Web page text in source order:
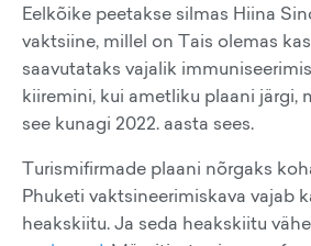
Eelkõike peetakse silmas Hiina
vaktsiine, millel on Tais olemas
saavutataks vajalik
kiiremini, kui ametliku plaani järgi,
see kunagi 2022. aasta sees.
Turismifirmade plaani nõrgaks
Phuketi vaktsineerimiskava vajab
heakskiitu. Ja seda heakskiitu